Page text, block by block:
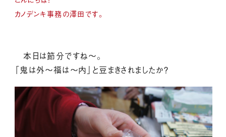
カノデンキ事務の澤田です。
本日は節分ですね～。
「鬼は外～福は～内」と豆まきされましたか？